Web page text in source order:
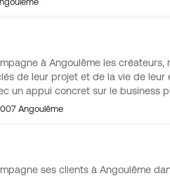
à Angoulême les créateurs,
de leur projet et de la vie de leur
un appui concret sur le business
juridique, les questions
médicales, avec un
Angoulême
ses clients à Angoulême